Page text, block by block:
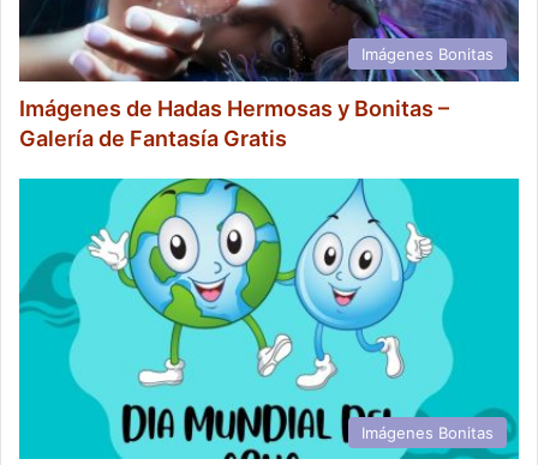
Imágenes Bonitas
Imágenes de Hadas Hermosas y Bonitas –
Galería de Fantasía Gratis
Imágenes Bonitas